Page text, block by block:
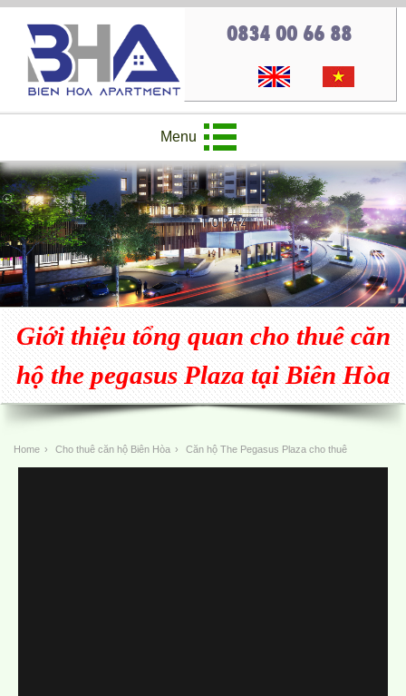
0834 00 66 88
Menu
Giới thiệu tổng quan cho thuê căn
hộ the pegasus Plaza tại Biên Hòa
Home › Cho thuê căn hộ Biên Hòa › Căn hộ The Pegasus Plaza cho thuê